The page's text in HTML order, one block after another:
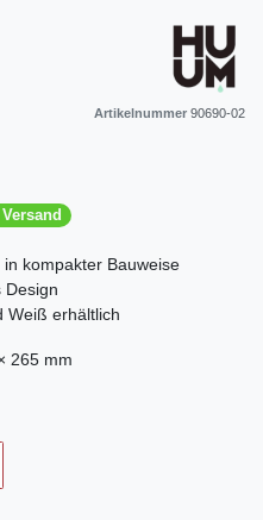
Artikelnummer 90690-02
kompakter Bauweise
Design
Weiß erhältlich
265 mm